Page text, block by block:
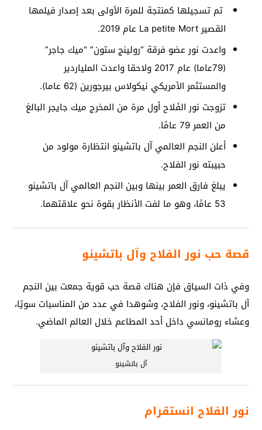
تم تسجيلها كمنتجة للمرة الأولى بعد إصدار فيلمها
القصير La petite Mort عام 2019.
واعدت نور عضو فرقة “رولينج ستون” “ميك جاجر”
(79عاما) عام 2017 ولاحقا واعدت الملياردير
والمستثمر الأمريكي نيكولاس بيرجورين (62 عاما).
تزوجت نور الفَلاح أول مرة من المخرج ميك جايجر البالغ
من العمر 79 عامًا.
أعلن النجم العالمي آل باتشينو انتظارة مولود من
حبيبته نور الفلاح.
يبلغ فارق العمر بينها وبين النجم العالمي آل باتشينو
53 عامًا، وهو ما لفت الأنظار بقوة نحو علاقتهما.
قصة حب نور الفلاح وآل باتشينو
وفي ذات السياق فإن هناك قصة حب قوية جمعت بين النجم
آل باتشينو، ونور الفلاح، وشوهدا في عدد من المناسبات سويًا،
وعشاء رومانسي داخل أحد المطاعم خلال العالم الماضي.
آل باتشينو
نور الفلاح انستقرام